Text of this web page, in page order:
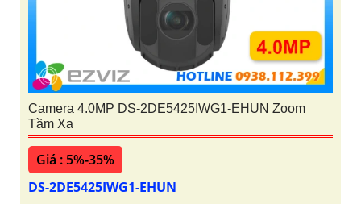
Camera 4.0MP DS-2DE5425IWG1-EHUN Zoom
Tầm Xa
Giá : 5%-35%
DS-2DE5425IWG1-EHUN